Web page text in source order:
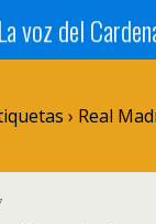
La voz del
› Real